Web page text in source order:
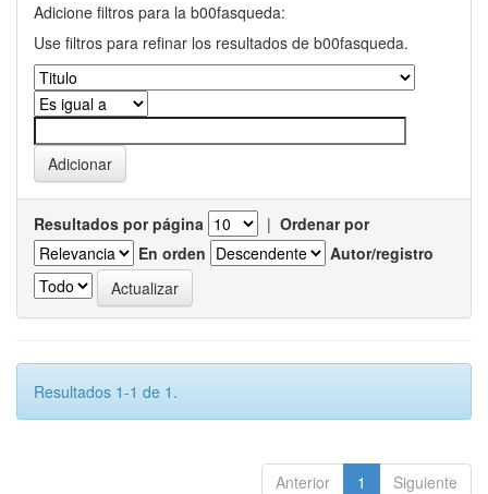
Adicione filtros para la b00fasqueda:
Use filtros para refinar los resultados de b00fasqueda.
Resultados por página | Ordenar por
En orden
Autor/registro
Resultados 1-1 de 1.
Anterior 1 Siguiente